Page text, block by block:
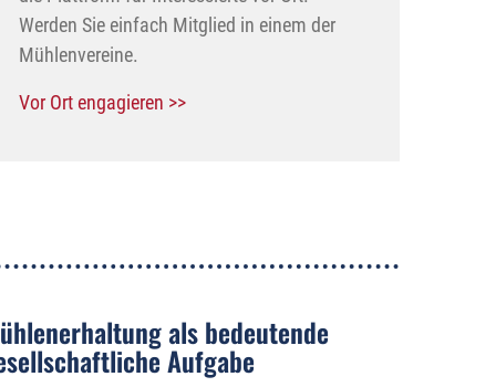
Werden Sie einfach Mitglied in einem der
Mühlenvereine.
Vor Ort engagieren >>
als bedeutende
Aufgabe